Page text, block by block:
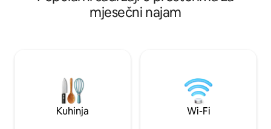
mjesečni najam
Kuhinja Wi-Fi